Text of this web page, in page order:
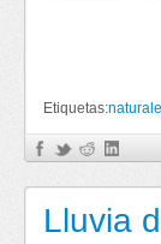
Etiquetas:
Lluvia